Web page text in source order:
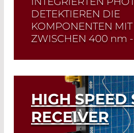
DETEKTIEREN DIE
KOMPONENTEN
ZWISCHEN 400 nm
Read More
HIGH SPEED
RECEIVER